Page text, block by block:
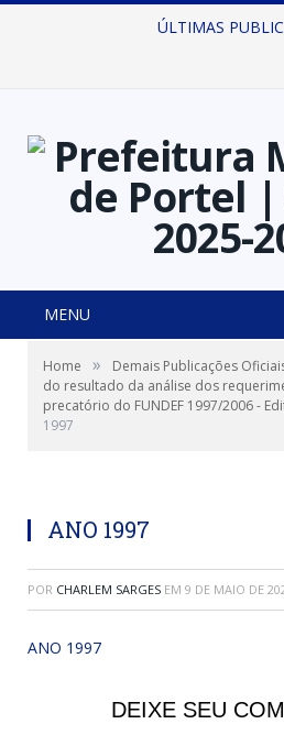
ÚLTIMAS
MENU
Home » Demais Publicações
do resultado da análise dos
precatório do FUNDEF 1997/2006 -
1997
ANO 1997
POR CHARLEM SARGES EM 9 DE MAIO DE
ANO 1997
DEIXE SEU